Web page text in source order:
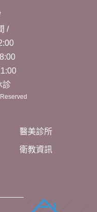
/
診
醫美診所
衛教資訊